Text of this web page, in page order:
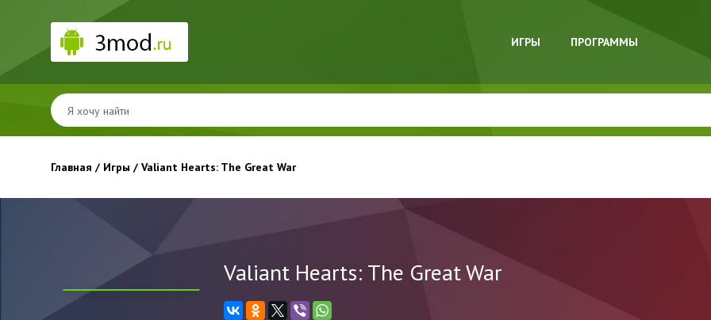
ИГРЫ ПРОГРАММЫ
Главная / Игры / Valiant Hearts: The Great War
Valiant Hearts: The Great War